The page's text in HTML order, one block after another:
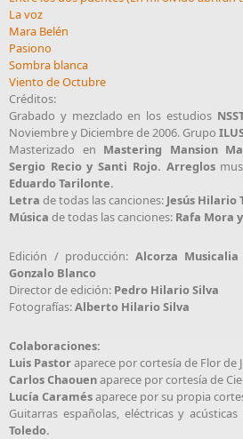
La voz
Mara Belén
Pasiono
Sombra blanca
Viento de Octubre
Créditos:
Grabado y mezclado en los estudios
Noviembre y Diciembre de 2006. Grupo
Masterizado en Mastering Mansion
Sergio Recio y Santi Rojo. Arreglos
Eduardo Tarilonte.
Letra de todas las canciones: Jesús Hilario
Música de todas las canciones: Rafa Mora
Edición / producción: Alcorza Musicalia
Gonzalo Blanco
Director de edición: Pedro Hilario Silva
Fotografías:Alberto Hilario Silva
Colaboraciones:
Luis Pastoraparece por cortesía de Flor de
Carlos Chaouenaparece por cortesía de
Lucía Caramésaparece por su propia
Guitarras españolas, eléctricas y
Toledo.